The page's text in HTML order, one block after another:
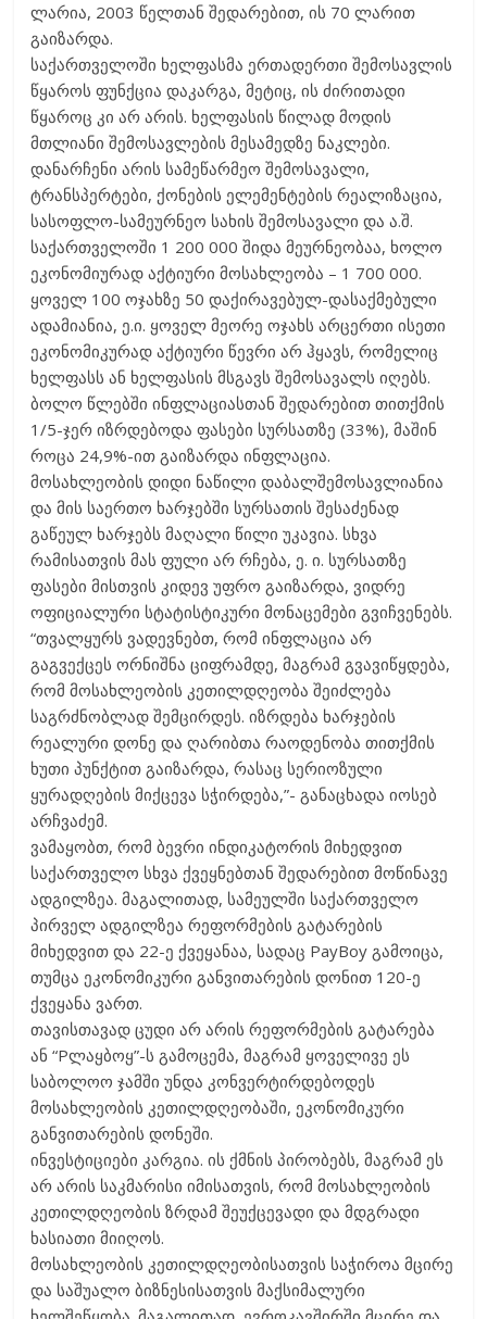
ლარია, 2003 წელთან შედარებით, ის 70 ლარით
გაიზარდა.
საქართველოში ხელფასმა ერთადერთი შემოსავლის
წყაროს ფუნქცია დაკარგა, მეტიც, ის ძირითადი
წყაროც კი არ არის. ხელფასის წილად მოდის
მთლიანი შემოსავლების მესამედზე ნაკლები.
დანარჩენი არის სამეწარმეო შემოსავალი,
ტრანსპერტები, ქონების ელემენტების რეალიზაცია,
სასოფლო-სამეურნეო სახის შემოსავალი და ა.შ.
საქართველოში 1 200 000 შიდა მეურნეობაა, ხოლო
ეკონომიურად აქტიური მოსახლეობა – 1 700 000.
ყოველ 100 ოჯახზე 50 დაქირავებულ-დასაქმებული
ადამიანია, ე.ი. ყოველ მეორე ოჯახს არცერთი ისეთი
ეკონომიკურად აქტიური წევრი არ ჰყავს, რომელიც
ხელფასს ან ხელფასის მსგავს შემოსავალს იღებს.
ბოლო წლებში ინფლაციასთან შედარებით თითქმის
1/5-ჯერ იზრდებოდა ფასები სურსათზე (33%), მაშინ
როცა 24,9%-ით გაიზარდა ინფლაცია.
მოსახლეობის დიდი ნაწილი დაბალშემოსავლიანია
და მის საერთო ხარჯებში სურსათის შესაძენად
გაწეულ ხარჯებს მაღალი წილი უკავია. სხვა
რამისათვის მას ფული არ რჩება, ე. ი. სურსათზე
ფასები მისთვის კიდევ უფრო გაიზარდა, ვიდრე
ოფიციალური სტატისტიკური მონაცემები გვიჩვენებს.
“თვალყურს ვადევნებთ, რომ ინფლაცია არ
გაგვექცეს ორნიშნა ციფრამდე, მაგრამ გვავიწყდება,
რომ მოსახლეობის კეთილდღეობა შეიძლება
საგრძნობლად შემცირდეს. იზრდება ხარჯების
რეალური დონე და ღარიბთა რაოდენობა თითქმის
ხუთი პუნქტით გაიზარდა, რასაც სერიოზული
ყურადღების მიქცევა სჭირდება,”- განაცხადა იოსებ
არჩვაძემ.
ვამაყობთ, რომ ბევრი ინდიკატორის მიხედვით
საქართველო სხვა ქვეყნებთან შედარებით მოწინავე
ადგილზეა. მაგალითად, სამეულში საქართველო
პირველ ადგილზეა რეფორმების გატარების
მიხედვით და 22-ე ქვეყანაა, სადაც PayBoy გამოიცა,
თუმცა ეკონომიკური განვითარების დონით 120-ე
ქვეყანა ვართ.
თავისთავად ცუდი არ არის რეფორმების გატარება
ან “Pლაყბოყ”-ს გამოცემა, მაგრამ ყოველივე ეს
საბოლოო ჯამში უნდა კონვერტირდებოდეს
მოსახლეობის კეთილდღეობაში, ეკონომიკური
განვითარების დონეში.
ინვესტიციები კარგია. ის ქმნის პირობებს, მაგრამ ეს
არ არის საკმარისი იმისათვის, რომ მოსახლეობის
კეთილდღეობის ზრდამ შეუქცევადი და მდგრადი
ხასიათი მიიღოს.
მოსახლეობის კეთილდღეობისათვის საჭიროა მცირე
და საშუალო ბიზნესისათვის მაქსიმალური